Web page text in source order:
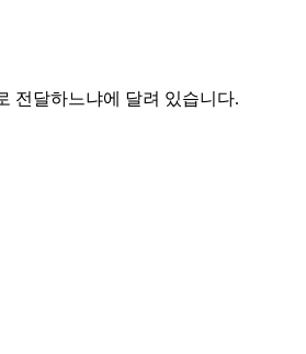
전달하느냐에 달려 있습니다.